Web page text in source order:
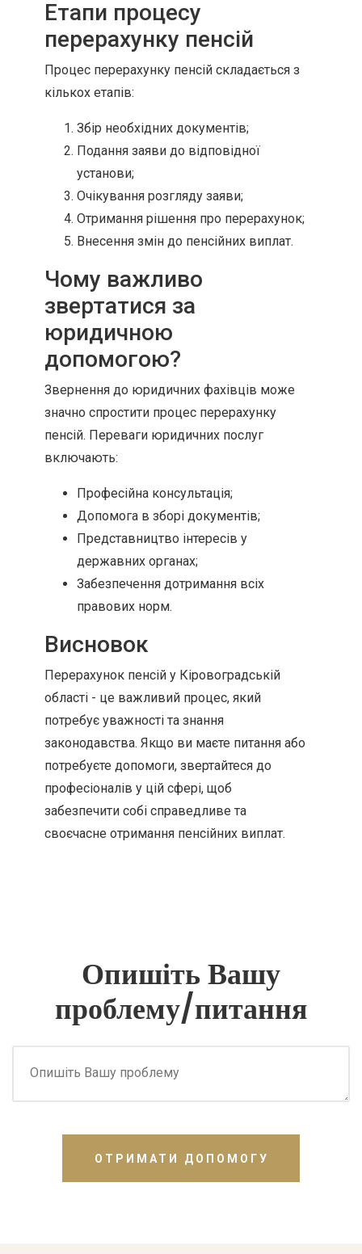
Етапи процесу
перерахунку пенсій
Процес перерахунку пенсій складається з
кількох етапів:
Збір необхідних документів;
Подання заяви до відповідної
установи;
Очікування розгляду заяви;
Отримання рішення про перерахунок;
Внесення змін до пенсійних виплат.
Чому важливо
звертатися за
юридичною
допомогою?
Звернення до юридичних фахівців може
значно спростити процес перерахунку
пенсій. Переваги юридичних послуг
включають:
Професійна консультація;
Допомога в зборі документів;
Представництво інтересів у
державних органах;
Забезпечення дотримання всіх
правових норм.
Висновок
Перерахунок пенсій у Кіровоградській
області - це важливий процес, який
потребує уважності та знання
законодавства. Якщо ви маєте питання або
потребуєте допомоги, звертайтеся до
професіоналів у цій сфері, щоб
забезпечити собі справедливе та
своєчасне отримання пенсійних виплат.
Опишіть Вашу
проблему/питання
ОТРИМАТИ ДОПОМОГУ